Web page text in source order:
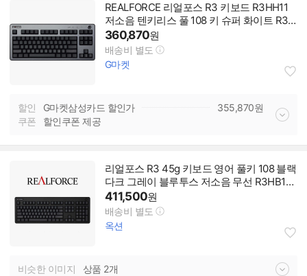
REALFORCE 리얼포스 R3 키보드 R3HH11
저소음 텐키리스 풀 108 키 슈퍼 화이트 R3H
F21
360,870원
배송비 별도
G마켓
할인 G마켓삼성카드 할인가 355,870원
쿠폰
할인쿠폰 제공
리얼포스 R3 45g 키보드 영어 풀키 108 블랙
다크 그레이 블루투스 저소음 무선 R3HB11 -
단일 옵션
411,500원
배송비 별도
옥션
비슷한 이미지 상품 2개